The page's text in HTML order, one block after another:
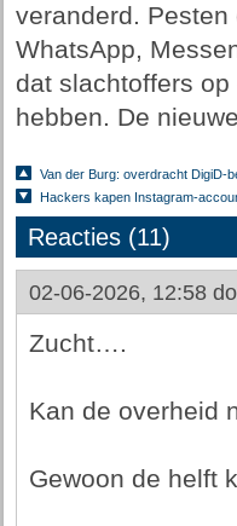
veranderd.
WhatsApp,
dat slachtoffers
hebben. De
Van der Burg: overdracht DigiD-
Hackers kapen Instagram-
Reacties (11)
02-06-2026, 12:58
Zucht….
Kan de overheid
Gewoon de helft